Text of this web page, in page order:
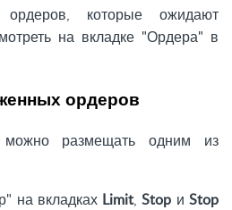
которые ожидают
на вкладке "Ордера" в
ордеров
размещать одним из
на вкладках Limit,Stop иStop